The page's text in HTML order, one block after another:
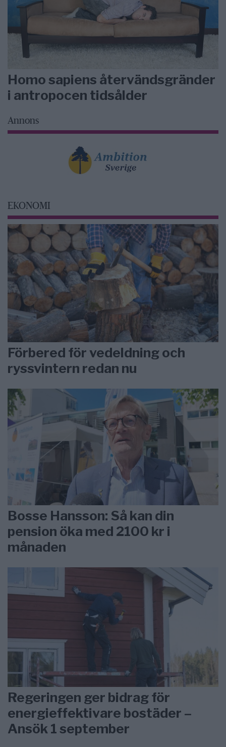
Homo sapiens återvändsgränder
i antropocen tidsålder
Annons
EKONOMI
Förbered för vedeldning och
ryssvintern redan nu
Bosse Hansson: Så kan din
pension öka med 2100 kr i
månaden
Regeringen ger bidrag för
energieffektivare bostäder –
Ansök 1 september